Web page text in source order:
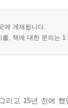
에 게재됩니다.
, 책에 대한 문의는
리고 15년 전에